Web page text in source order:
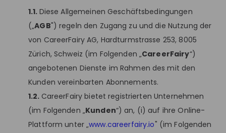
1.1. Diese Allgemeinen Geschäftsbedingungen
(„AGB") regeln den Zugang zu und die Nutzung der
von CareerFairy AG, Hardturmstrasse 253, 8005
Zürich, Schweiz (im Folgenden „CareerFairy“)
angebotenen Dienste im Rahmen des mit den
Kunden vereinbarten Abonnements.
1.2. CareerFairy bietet registrierten Unternehmen
(im Folgenden „Kunden“) an, (i) auf ihre Online-
Plattform unter „www.careerfairy.io" (im Folgenden